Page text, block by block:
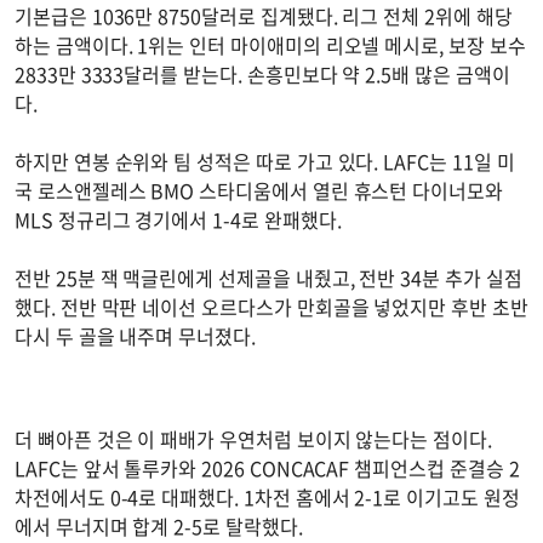
기본급은 1036만 8750달러로 집계됐다. 리그 전체 2위에 해당
하는 금액이다. 1위는 인터 마이애미의 리오넬 메시로, 보장 보수
2833만 3333달러를 받는다. 손흥민보다 약 2.5배 많은 금액이
다.
하지만 연봉 순위와 팀 성적은 따로 가고 있다. LAFC는 11일 미
국 로스앤젤레스 BMO 스타디움에서 열린 휴스턴 다이너모와
MLS 정규리그 경기에서 1-4로 완패했다.
전반 25분 잭 맥글린에게 선제골을 내줬고, 전반 34분 추가 실점
했다. 전반 막판 네이선 오르다스가 만회골을 넣었지만 후반 초반
다시 두 골을 내주며 무너졌다.
더 뼈아픈 것은 이 패배가 우연처럼 보이지 않는다는 점이다.
LAFC는 앞서 톨루카와 2026 CONCACAF 챔피언스컵 준결승 2
차전에서도 0-4로 대패했다. 1차전 홈에서 2-1로 이기고도 원정
에서 무너지며 합계 2-5로 탈락했다.